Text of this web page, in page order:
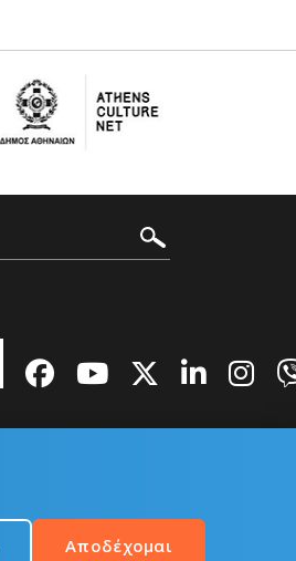
Αποδέχομαι